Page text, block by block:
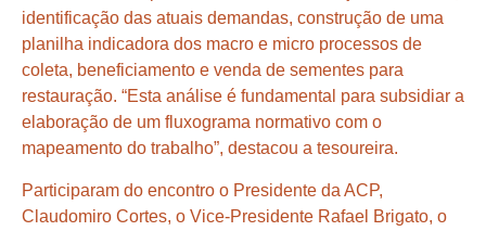
identificação das atuais demandas, construção de uma
planilha indicadora dos macro e micro processos de
coleta, beneficiamento e venda de sementes para
restauração. “Esta análise é fundamental para subsidiar a
elaboração de um fluxograma normativo com o
mapeamento do trabalho”, destacou a tesoureira.
Participaram do encontro o Presidente da ACP,
Claudomiro Cortes, o Vice-Presidente Rafael Brigato, o